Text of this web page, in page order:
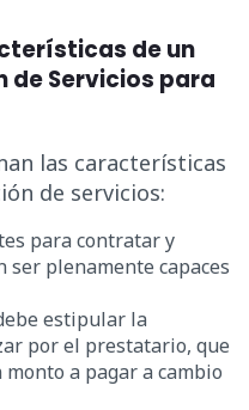
de un
Servicios para
las características
de servicios:
para contratar y
ser plenamente capaces
estipular la
por el prestatario, que
a pagar a cambio